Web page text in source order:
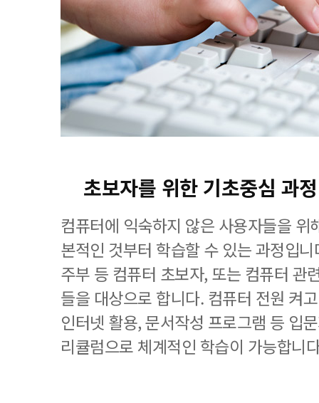
초보자를 위한 기초중심 과
컴퓨터에 익숙하지 않은 사용자들을 위
본적인 것부터 학습할 수 있는 과정입
주부 등 컴퓨터 초보자, 또는 컴퓨터 관
들을 대상으로 합니다. 컴퓨터 전원 켜
인터넷 활용, 문서작성 프로그램 등 입
리큘럼으로 체계적인 학습이 가능합니